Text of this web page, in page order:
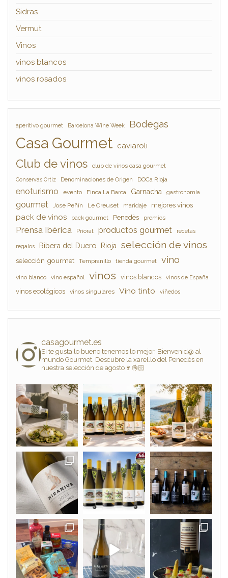
Sidras
Vermut
Vinos
vinos blancos
vinos rosados
aperitivo gourmet Barcelona Wine Week Bodegas
Casa Gourmet caviaroli
Club de vinos club de vinos casa gourmet
Conservas Ortiz Denominaciones de Origen DOCa Rioja
enoturismo evento Finca La Barca Garnacha gastronomía
gourmet Jose Peñín Le Creuset maridaje mejores vinos
pack de vinos pack gourmet Penedès premios
Prensa Ibérica Priorat productos gourmet recetas
regalos Ribera del Duero Rioja selección de vinos
selección gourmet Tempranillo tienda gourmet vino
vino blanco vino español vinos vinos blancos vinos de España
vinos ecológicos vinos singulares Vino tinto viñedos
casagourmet.es
Si te gusta lo bueno tenemos lo mejor. Bienvenid@ al
mundo Gourmet. Descubre la xarel.lo del Penedès en
nuestra selección de agosto🍷👌🏻